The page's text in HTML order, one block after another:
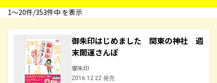
1〜20件/353件中 を表示
御朱印はじめました 関東の神社 週
末開運さんぽ
御朱印
2016.12.22 発売